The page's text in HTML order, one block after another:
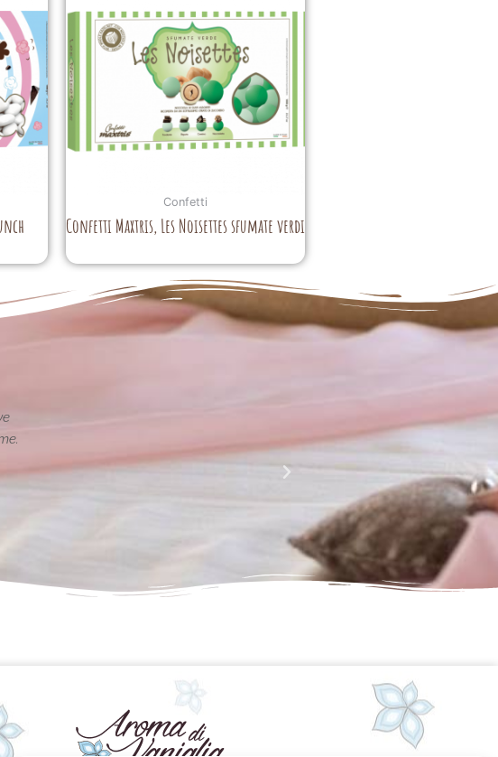
Confetti
Confetti Maxtris, Les Noisettes sfumate verdi
vostra
La perfezione e l' armonia che è palese nei tuoi
Complimenti davvero!!!!
Giusy Rizzo
da Facebook